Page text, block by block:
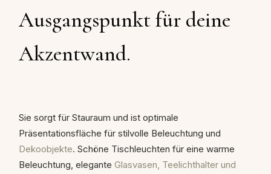
Ausgangspunkt für deine
Akzentwand.
Sie sorgt für Stauraum und ist optimale
Präsentationsfläche für stilvolle Beleuchtung und
Dekoobjekte. Schöne Tischleuchten für eine warme
Beleuchtung, elegante Glasvasen, Teelichthalter und